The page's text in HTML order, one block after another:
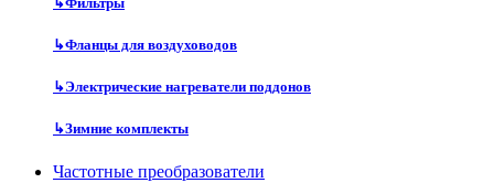
↳Фланцы для воздуховодов
↳Электрические нагреватели поддонов
↳Зимние комплекты
Частотные преобразователи